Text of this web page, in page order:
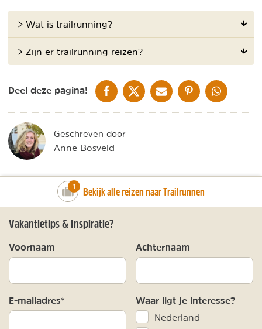
> Wat is trailrunning?
> Zijn er trailrunning reizen?
Deel deze pagina! DELEN OP FACEBOOK
DELEN OP XDELEN VIA DE MAIL
DELEN OP PINTEREST
DELEN OP
Geschreven door
Anne Bosveld
number_of_trips:
1 Bekijk alle reizen naar Trailrunnen
Vakantietips & Inspiratie?
Voornaam Achternaam
E-mailadres* Waar ligt je interesse?
Nederland